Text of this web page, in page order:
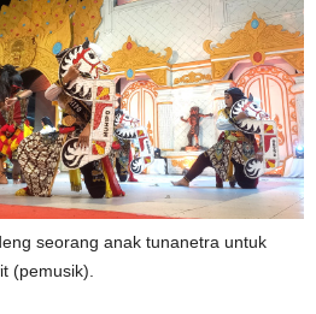
seorang anak tunanetra untuk
(pemusik).